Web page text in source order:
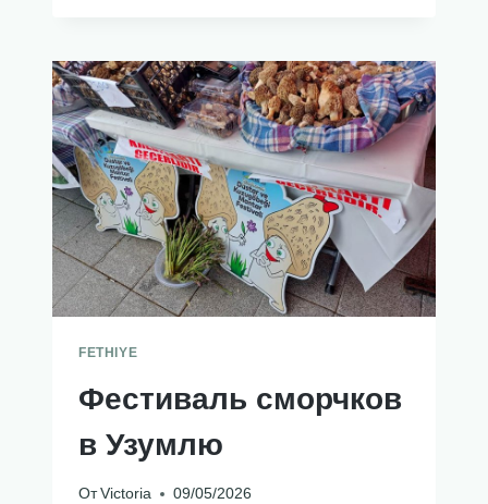
FETHIYE
Фестиваль сморчков
в Узумлю
От Victoria 09/05/2026